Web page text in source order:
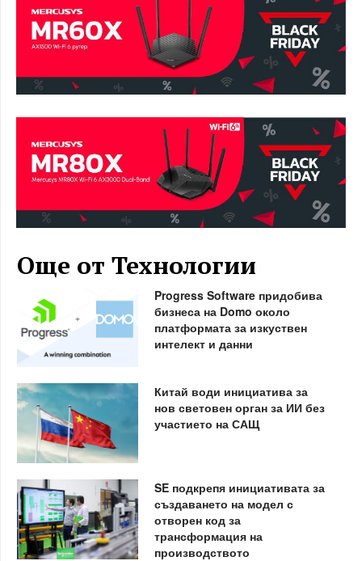
Още от Технологии
Progress Software придобива
бизнеса на Domo около
платформата за изкуствен
интелект и данни
Китай води инициатива за
нов световен орган за ИИ без
участието на САЩ
SE подкрепя инициативата за
създаването на модел с
отворен код за
трансформация на
производството